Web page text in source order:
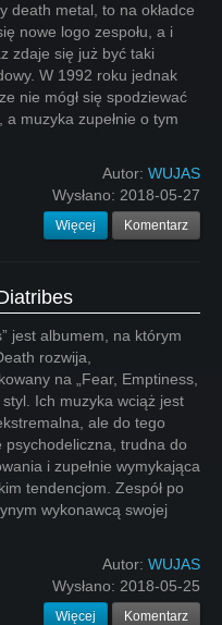
death metal, to na okładce
nowe logo zespołu, a i
zdaje się już być taki
W 1992 roku jednak
nie mógł się spodziewać
muzyka zupełnie o tym
Autor: WUJAS
Wysłano: 2018-05-27
Więcej Komentarz
jest albumem, na którym
rozwija,
na „Fear, Emptiness,
styl. Ich muzyka wciąż jest
ale do tego
psychodeliczna, trudna do
i zupełnie wymykająca
tendencjom. Zespół po
wykonawcą swojej
Autor: WUJAS
Wysłano: 2018-05-25
Więcej Komentarz